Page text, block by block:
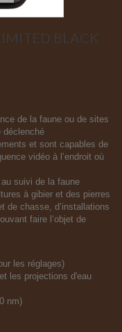
BLACK
de la faune ou de sites
déclenché
et sont capables de
vidéo à l‘endroit où
suivi de la faune
à gibier et des pierres
de chasse, d‘installations
faire l‘objet de
les réglages)
les projections d'eau
nm)